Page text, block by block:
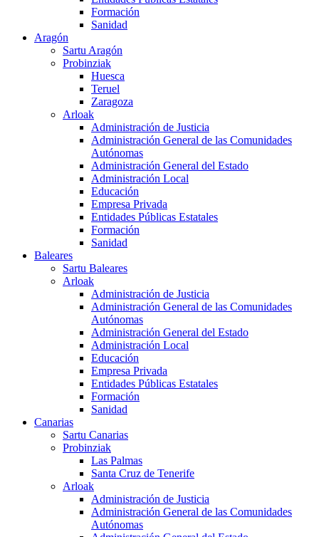
Formación
Sanidad
Aragón
Sartu Aragón
Probinziak
Huesca
Teruel
Zaragoza
Arloak
Administración de Justicia
Administración General de las Comunidades
Autónomas
Administración General del Estado
Administración Local
Educación
Empresa Privada
Entidades Públicas Estatales
Formación
Sanidad
Baleares
Sartu Baleares
Arloak
Administración de Justicia
Administración General de las Comunidades
Autónomas
Administración General del Estado
Administración Local
Educación
Empresa Privada
Entidades Públicas Estatales
Formación
Sanidad
Canarias
Sartu Canarias
Probinziak
Las Palmas
Santa Cruz de Tenerife
Arloak
Administración de Justicia
Administración General de las Comunidades
Autónomas